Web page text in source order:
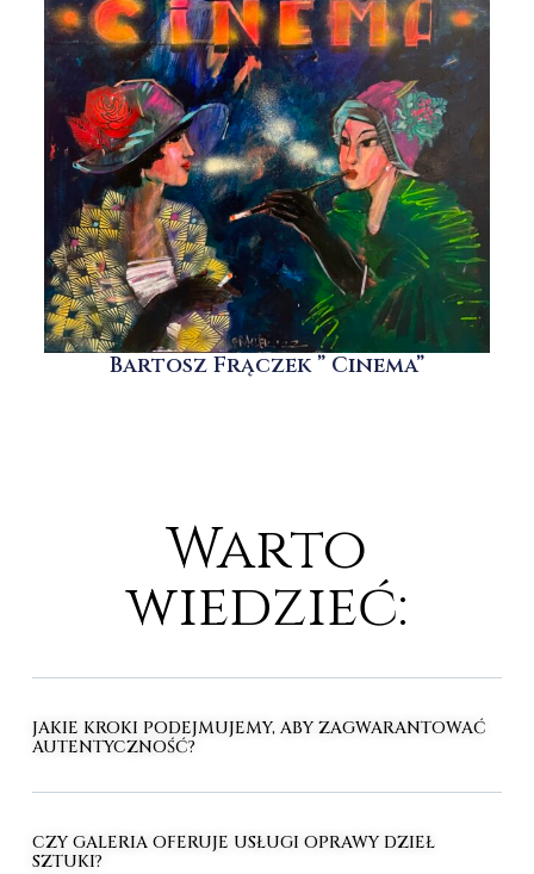
Bartosz Frączek ” Cinema”
Warto
wiedzieć:
JAKIE KROKI PODEJMUJEMY, ABY ZAGWARANTOWAĆ
AUTENTYCZNOŚĆ?
CZY GALERIA OFERUJE USŁUGI OPRAWY DZIEŁ
SZTUKI?